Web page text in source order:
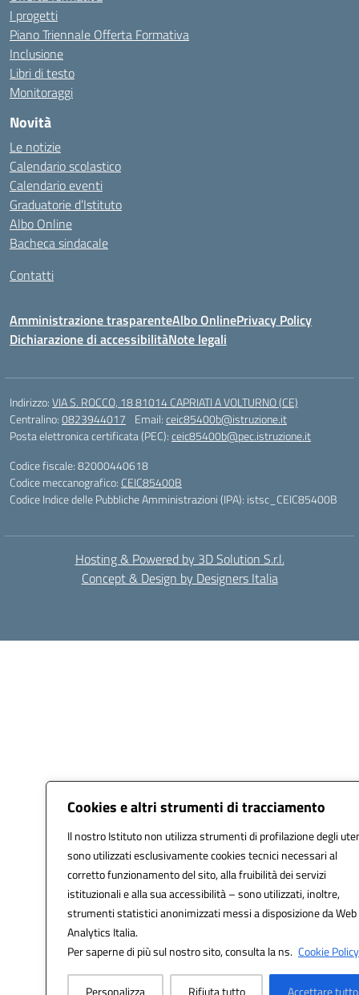
Cookies e altri strumenti di tracciamento
Il nostro Istituto non utilizza strumenti di profilazione degli
sono utilizzati esclusivamente cookies tecnici necessari al
corretto funzionamento del sito, alla fruibilità dei servizi
istituzionali e alla sua accessibilità – sono utilizzati, inoltre,
strumenti statistici anonimizzati messi a disposizione da Web
Analytics Italia.
Per saperne di più sul nostro sito, consulta la ns. Cookie
Personalizza Rifiuta tutto Accettare tutto
I progetti
Piano Triennale Offerta Formativa
Inclusione
Libri di testo
Monitoraggi
Novità
Le notizie
Calendario scolastico
Calendario eventi
Graduatorie d’Istituto
Albo Online
Bacheca sindacale
Contatti
Amministrazione trasparenteAlbo OnlinePrivacy Policy
Dichiarazione di accessibilitàNote legali
Indirizzo:VIA S. ROCCO, 18 81014 CAPRIATI A VOLTURNO (CE)
Centralino:0823944017 Email:ceic85400b@istruzione.it
Posta elettronica certificata (PEC):ceic85400b@pec.istruzione.it
Codice fiscale: 82000440618
Codice meccanografico: CEIC85400B
Codice Indice delle Pubbliche Amministrazioni (IPA): istsc_CEIC85400B
Hosting & Powered by 3D Solution S.r.l.
Concept & Design by Designers Italia